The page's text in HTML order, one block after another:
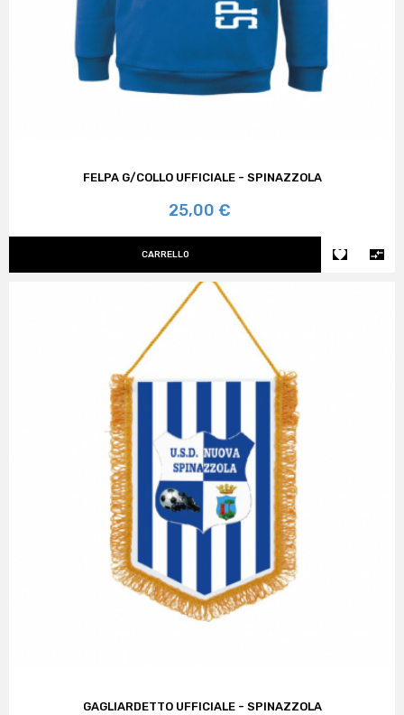
FELPA G/COLLO UFFICIALE - SPINAZZOLA
Prezzo
25,00 €
CARRELLO  
GAGLIARDETTO UFFICIALE - SPINAZZOLA